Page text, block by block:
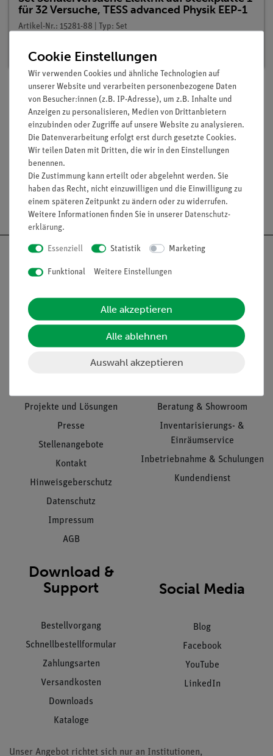
für 32 Versuche, TESS advanced Physik EEP-1
Artikel-Nr.: 15281-88 | Typ: Set
Lieferumfang
Media / Downloads
Versandkostenfrei ab 300,- €
Informationen
Projekte und Lösungen
Presse
Stellenangebote
Kontakt
Hinweisgeberschutz
Datenschutz
Impressum
AGB
Service
Beratung & Showroom
Inventarisierungs- &
Einräumservice
Inbetriebnahme & Schulungen
Kundendienst
Download &
Support
Bestellvorgang
Schnellbestellformular
Zahlungsarten
Versandkosten
Downloads
Kataloge
Social Media
Blog
Facebook
YouTube
LinkedIn
Unser Angebot richtet sich nur an Institutionen,
Cookie Einstellungen
Wir verwenden Cookies und ähnliche Technologien auf
unserer Website und verarbeiten personenbezogene Daten
von Besucher:innen (z.B. IP-Adresse), um z.B. Inhalte und
Anzeigen zu personalisieren, Medien von Drittanbietern
einzubinden oder Zugriffe auf unsere Website zu analysieren.
Die Datenverarbeitung erfolgt erst durch gesetzte Cookies.
Wir teilen Daten mit Dritten, die wir in den Einstellungen
benennen.
Die Zustimmung kann erteilt oder abgelehnt werden. Sie
haben das Recht, nicht einzuwilligen und die Einwilligung zu
einem späteren Zeitpunkt zu ändern oder zu widerrufen.
Weitere Informationen finden Sie in unserer Daten­schutz­
erklärung.
Essenziell Statistik Marketing
Funktional Weitere Einstellungen
Alle akzeptieren
Alle ablehnen
Auswahl akzeptieren